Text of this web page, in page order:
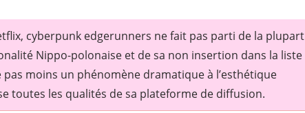
cyberpunk edgerunners ne fait pas parti de la plupart
Nippo-polonaise et de sa non insertion dans la liste
pas moins un phénomène dramatique à l’esthétique
toutes les qualités de sa plateforme de diffusion.